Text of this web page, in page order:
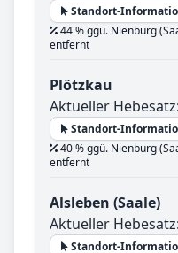
Standort-
44 % ggü. Nienburg
entfernt
Plötzkau
Aktueller
Standort-
40 % ggü. Nienburg
entfernt
Alsleben (Saale)
Aktueller
Standort-